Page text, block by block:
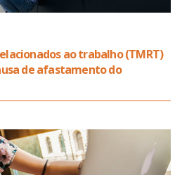
ao trabalho (TMRT)
de afastamento do